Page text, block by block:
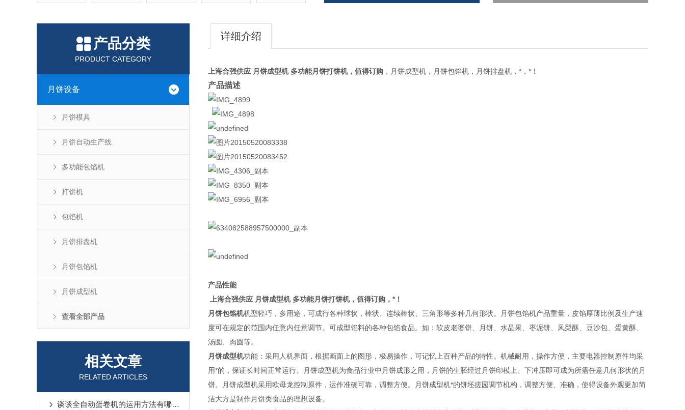
产品分类
PRODUCT CATEGORY
月饼设备
月饼模具
月饼自动生产线
多功能包馅机
打饼机
包馅机
月饼排盘机
月饼包馅机
月饼成型机
查看全部产品
相关文章
RELATED ARTICLES
谈谈全自动蛋卷机的运用方法有哪些？
详细介绍
上海合强供应 月饼成型机 多功能月饼打饼机，值得订购 ，月饼成型机，月饼包馅机，月饼排盘机，*，*！
产品描述
产品性能
上海合强供应 月饼成型机 多功能月饼打饼机，值得订购 ，*！
月饼包馅机机型轻巧，多用途，可成行各种球状，棒状、连续棒状、三角形等多种几何形状。月饼包馅机产品重量，皮馅厚薄比例及生产速
度可在规定的范围内任意内任意调节。可成型馅料的各种包馅食品。如：软皮老婆饼、月饼、水晶果、枣泥饼、凤梨酥、豆沙包、蛋黄酥、
汤圆、肉圆等。
月饼成型机功能：采用人机界面，根据画面上的图形，极易操作，可记忆上百种产品的特性。机械耐用，操作方便，主要电器控制原件均采
用*的，保证长时间正常运行。月饼成型机为食品行业中月饼成形之用，月饼的生胚经过月饼印模上、下冲压即可成为所需任意几何形状的月
饼。月饼成型机采用欧母龙控制原件，运作准确可靠，调整方便。月饼成型机*的饼坯搓园调节机构，调整方便、准确，使得设备外观更加简
洁大方是制作月饼类食品的理想设备。